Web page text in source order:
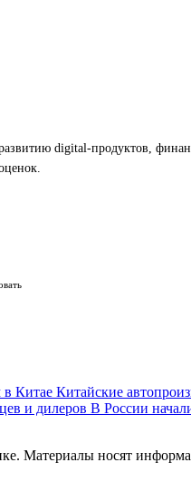
digital-продуктов,
в Китае Китайские
и дилеров В России
Материалы носят